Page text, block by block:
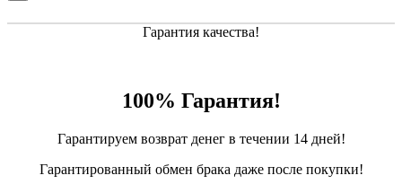
Гарантия качества!
100% Гарантия!
Гарантируем возврат денег в течении 14 дней!
Гарантированный обмен брака даже после покупки!